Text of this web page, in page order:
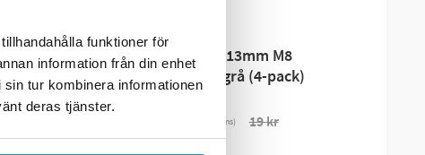
funktioner för
information från din enhet
tur kombinera informationen
deras tjänster.
M14x90
VALERYD
Mutterskydd 13mm M8
nyckelgrepp grå (4-pack)
(ink. moms) 19 kr
2 I LAGER